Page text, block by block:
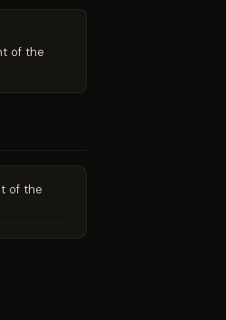
of the
of the